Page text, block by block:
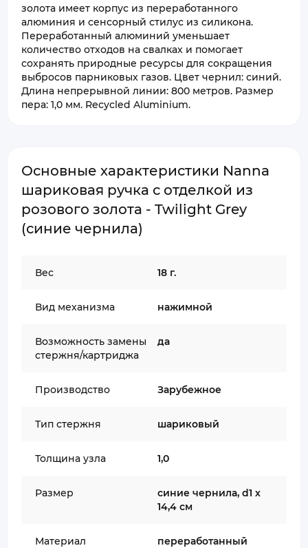
золота имеет корпус из переработанного
алюминия и сенсорный стилус из силикона.
Переработанный алюминий уменьшает
количество отходов на свалках и помогает
сохранять природные ресурсы для сокращения
выбросов парниковых газов. Цвет чернил: синий.
Длина непрерывной линии: 800 метров. Размер
пера: 1,0 мм. Recycled Aluminium.
Основные характеристики Nanna
шариковая ручка с отделкой из
розового золота - Twilight Grey
(синие чернила)
Вес 18 г.
Вид механизма нажимной
Возможность замены
стержня/картриджа
да
Производство Зарубежное
Тип стержня шариковый
Толщина узла 1,0
Размер
синие чернила, d1 х
14,4 см
Материал
переработанный